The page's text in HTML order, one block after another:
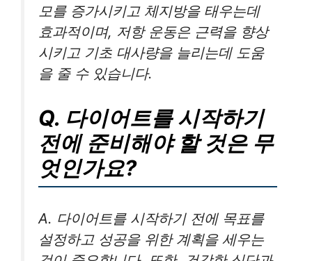
모를 증가시키고 체지방을 태우는데
효과적이며, 저항 운동은 근력을 향상
시키고 기초 대사량을 늘리는데 도움
을 줄 수 있습니다.
Q. 다이어트를 시작하기
전에 준비해야 할 것은 무
엇인가요?
A. 다이어트를 시작하기 전에 목표를
설정하고 성공을 위한 계획을 세우는